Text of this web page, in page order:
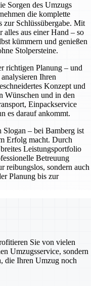
Sorgen des Umzugs
die komplette
zur Schlüssübergabe. Mit
alles aus einer Hand – so
kümmern und genießen
Stolpersteine.
richtigen Planung – und
Ihren
Konzept und
Wünschen und in den
Einpackservice
es darauf ankommt.
Slogan – bei Bamberg ist
Erfolg macht. Durch
Leistungsportfolio
Betreuung
reibungslos, sondern auch
Planung bis zur
Sie von vielen
Umzugsservice, sondern
die Ihren Umzug noch